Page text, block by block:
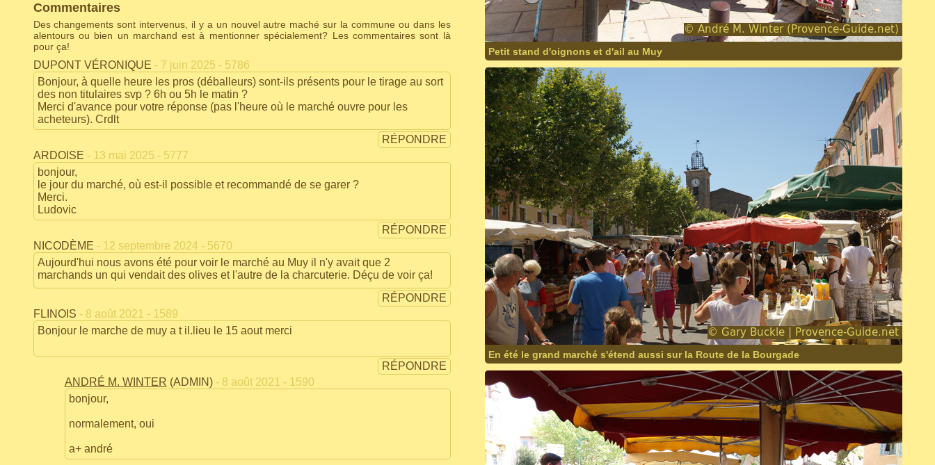
Commentaires
Des changements sont intervenus, il y a un nouvel autre maché sur la commune ou dans les
alentours ou bien un marchand est à mentionner spécialement? Les commentaires sont là
pour ça!
DUPONT VÉRONIQUE - 7 juin 2025 - 5786
Bonjour, à quelle heure les pros (déballeurs) sont-ils présents pour le tirage au sort
des non titulaires svp ? 6h ou 5h le matin ?
Merci d'avance pour votre réponse (pas l'heure où le marché ouvre pour les
acheteurs). Crdlt
RÉPONDRE
ARDOISE - 13 mai 2025 - 5777
bonjour,
le jour du marché, où est-il possible et recommandé de se garer ?
Merci.
Ludovic
RÉPONDRE
NICODÈME - 12 septembre 2024 - 5670
Aujourd'hui nous avons été pour voir le marché au Muy il n'y avait que 2
marchands un qui vendait des olives et l'autre de la charcuterie. Déçu de voir ça!
RÉPONDRE
FLINOIS - 8 août 2021 - 1589
Bonjour le marche de muy a t il.lieu le 15 aout merci
RÉPONDRE
ANDRÉ M. WINTER (ADMIN)- 8 août 2021 - 1590
bonjour,
normalement, oui
a+ andré
Petit stand d'oignons et d'ail au Muy
En été le grand marché s'étend aussi sur la Route de la Bourgade